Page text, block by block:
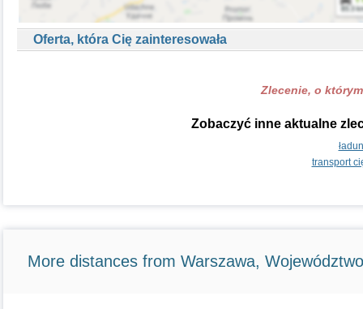
Oferta, która Cię zainteresowała
Zlecenie, o
Zobaczyć inne aktualne
transport
More distances from Warszawa,